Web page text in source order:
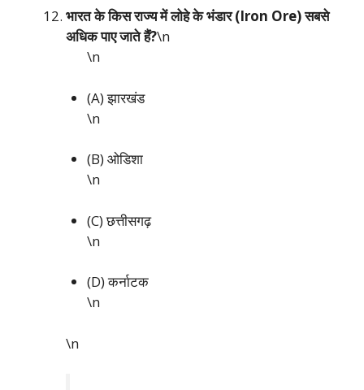
भारत के किस राज्य में लोहे के भंडार (Iron Ore) सबसे
अधिक पाए जाते हैं?\n
\n
(A) झारखंड
\n
(B) ओडिशा
\n
(C) छत्तीसगढ़
\n
(D) कर्नाटक
\n
\n